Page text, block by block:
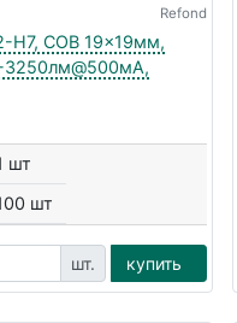
Refond
H7, COB 19x19мм,
3250лм@500мА,
шт
шт
шт. купить